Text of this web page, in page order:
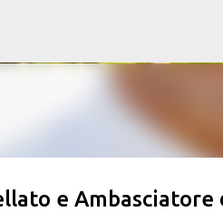
e Ambasciatore